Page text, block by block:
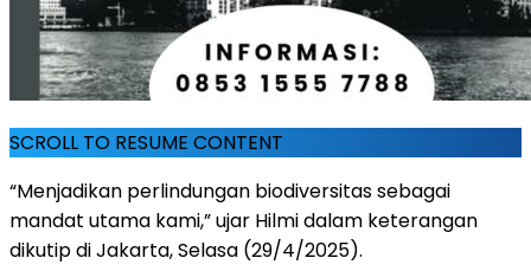
SCROLL TO RESUME CONTENT
“Menjadikan perlindungan biodiversitas sebagai
mandat utama kami,” ujar Hilmi dalam keterangan
dikutip di Jakarta, Selasa (29/4/2025).